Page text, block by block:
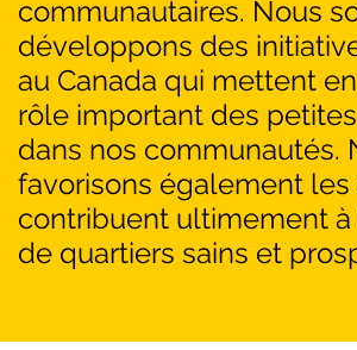
communautaires. Nous
développons des
au Canada qui mettent
rôle important des
dans nos communautés.
favorisons également
contribuent ultimement à
de quartiers sains et